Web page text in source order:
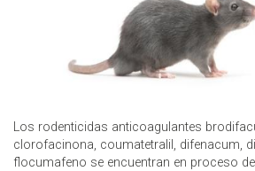
Los rodenticidas anticoagulantes
clorofacinona, coumatetralil, difenacum,
flocumafeno se encuentran en proceso